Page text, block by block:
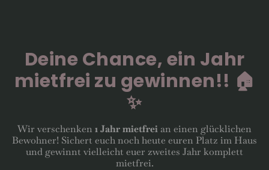
Deine Chance, ein Jahr
mietfrei zu gewinnen!! 🏠
✨
Wir verschenken 1 Jahr mietfrei an einen glücklichen
Bewohner! Sichert euch noch heute euren Platz im Haus
und gewinnt vielleicht euer zweites Jahr komplett
mietfrei.